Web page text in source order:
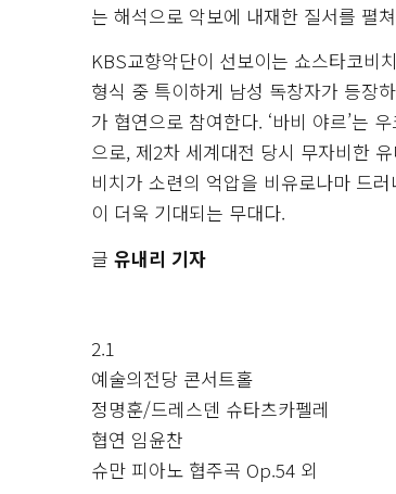
는 해석으로 악보에 내재한 질서를 펼
KBS교향악단이 선보이는 쇼스타코비
형식 중 특이하게 남성 독창자가 등장
가 협연으로 참여한다. ‘바비 야르’는
으로, 제2차 세계대전 당시 무자비한
비치가 소련의 억압을 비유로나마 드
이 더욱 기대되는 무대다.
글 유내리 기자
2.1
예술의전당 콘서트홀
정명훈/드레스덴 슈타츠카펠레
협연 임윤찬
슈만 피아노 협주곡 Op.54 외